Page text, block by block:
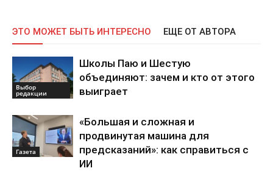
ЭТО МОЖЕТ БЫТЬ ИНТЕРЕСНО ЕЩЕ ОТ АВТОРА
Выбор
редакции
Школы Паю и Шестую
объединяют: зачем и кто от этого
выиграет
Газета
«Большая и сложная и
продвинутая машина для
предсказаний»: как справиться с
ИИ